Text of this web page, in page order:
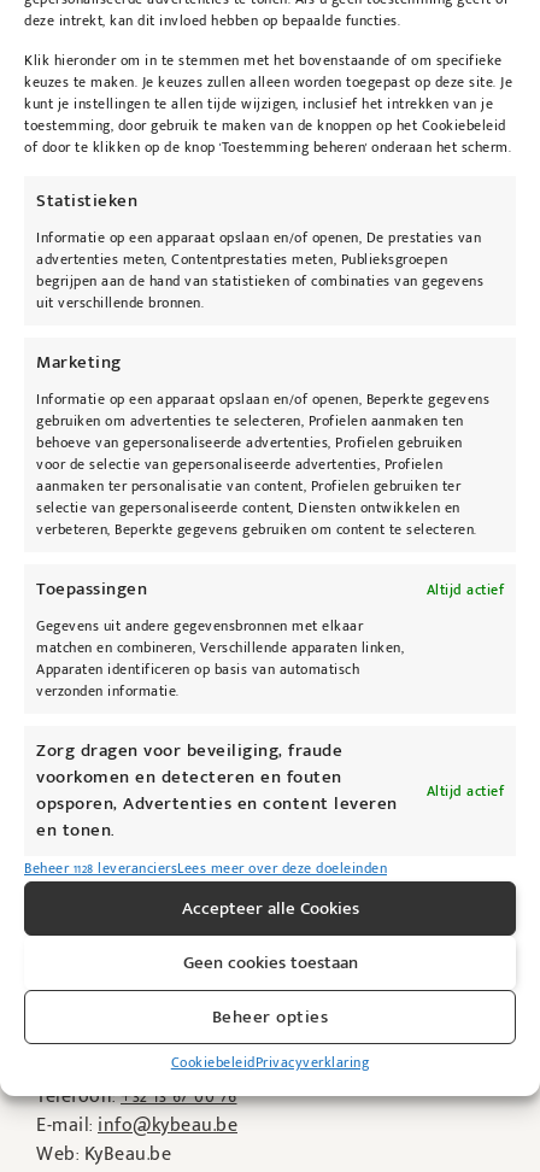
deze intrekt, kan dit invloed hebben op bepaalde functies.
Klik hieronder om in te stemmen met het bovenstaande of om specifieke
keuzes te maken. Je keuzes zullen alleen worden toegepast op deze site. Je
kunt je instellingen te allen tijde wijzigen, inclusief het intrekken van je
toestemming, door gebruik te maken van de knoppen op het Cookiebeleid
of door te klikken op de knop 'Toestemming beheren' onderaan het scherm.
Statistieken
Informatie op een apparaat opslaan en/of openen, De prestaties van
advertenties meten, Contentprestaties meten, Publieksgroepen
begrijpen aan de hand van statistieken of combinaties van gegevens
uit verschillende bronnen.
Marketing
Informatie op een apparaat opslaan en/of openen, Beperkte gegevens
gebruiken om advertenties te selecteren, Profielen aanmaken ten
behoeve van gepersonaliseerde advertenties, Profielen gebruiken
voor de selectie van gepersonaliseerde advertenties, Profielen
aanmaken ter personalisatie van content, Profielen gebruiken ter
selectie van gepersonaliseerde content, Diensten ontwikkelen en
verbeteren, Beperkte gegevens gebruiken om content te selecteren.
Toepassingen
Altijd actief
Gegevens uit andere gegevensbronnen met elkaar
matchen en combineren, Verschillende apparaten linken,
Apparaten identificeren op basis van automatisch
verzonden informatie.
Zorg dragen voor beveiliging, fraude
voorkomen en detecteren en fouten
opsporen, Advertenties en content leveren
en tonen.
Altijd actief
Beheer 1128 leveranciersLees meer over deze doeleinden
Accepteer alle Cookies
Geen cookies toestaan
Beheer opties
CookiebeleidPrivacyverklaring
Beschrijving
Reinigingslotion met 5% AHA. AHA staat voor
alfa-hydroxyzuur, een verzamelnaam voor
worden gebruikt voor hun peelende effect op
de huid. Zorgt voor een diepgaande reiniging
waarbij de huid wordt ontdaan van overtollig
talg en vuil. Daarbij werkt deze lotion pH-
regulerend waardoor de werkzame stoffen uit
de producten die daarna wordt aangebracht
dieper en sneller worden opgenomen door de
huid.
@kybeau
KyBeau Cosmedisch Huidcentrum
Viooltjensstraat 3
Telefoon:+32 13 67 00 76
E-mail:info@kybeau.be
Web: KyBeau.be